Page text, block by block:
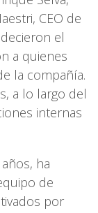
CEO de
el
a quienes
la compañía.
a lo largo del
internas
ha
de
por